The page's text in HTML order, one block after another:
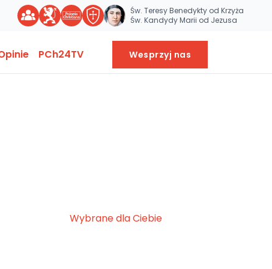
Św. Teresy Benedykty od Krzyża
Św. Kandydy Marii od Jezusa
PCh24TV Wesprzyj nas
Wybrane dla Ciebie